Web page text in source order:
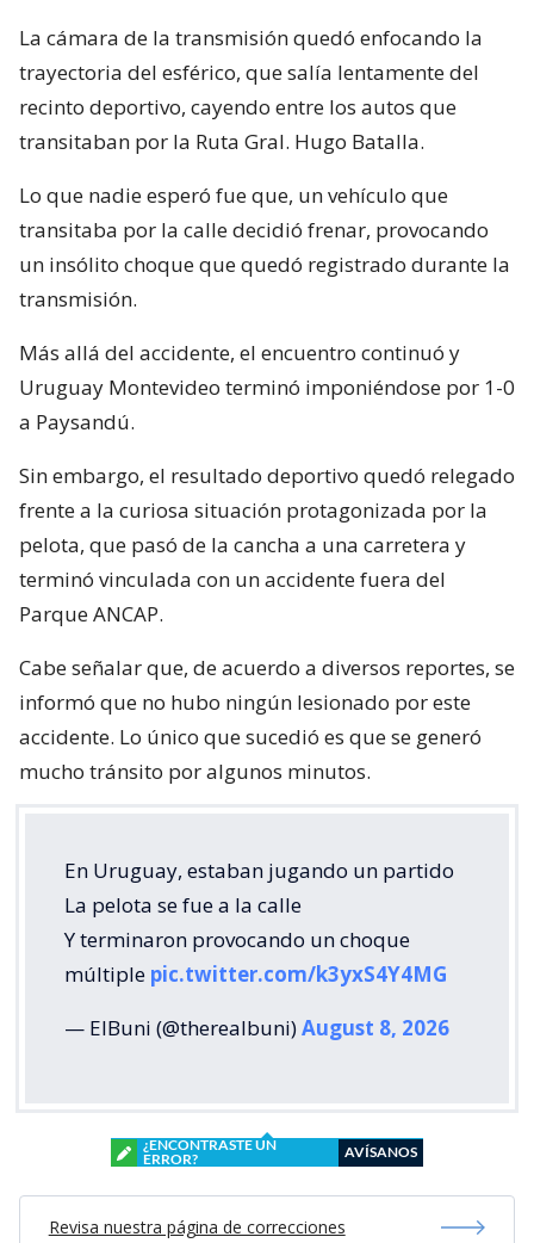
La cámara de la transmisión quedó enfocando la
trayectoria del esférico, que salía lentamente del
recinto deportivo, cayendo entre los autos que
transitaban por la Ruta Gral. Hugo Batalla.
Lo que nadie esperó fue que, un vehículo que
transitaba por la calle decidió frenar, provocando
un insólito choque que quedó registrado durante la
transmisión.
Más allá del accidente, el encuentro continuó y
Uruguay Montevideo terminó imponiéndose por 1-0
a Paysandú.
Sin embargo, el resultado deportivo quedó relegado
frente a la curiosa situación protagonizada por la
pelota, que pasó de la cancha a una carretera y
terminó vinculada con un accidente fuera del
Parque ANCAP.
Cabe señalar que, de acuerdo a diversos reportes, se
informó que no hubo ningún lesionado por este
accidente. Lo único que sucedió es que se generó
mucho tránsito por algunos minutos.
En Uruguay, estaban jugando un partido
La pelota se fue a la calle
Y terminaron provocando un choque
múltiple pic.twitter.com/k3yxS4Y4MG
— ElBuni (@therealbuni)August 8, 2026
¿ENCONTRASTE UN
ERROR?
AVÍSANOS
Revisa nuestra página de correcciones